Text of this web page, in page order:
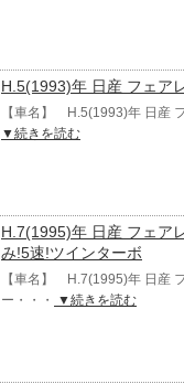
H.5(1993)年 日産 フェア
【車名】 H.5(1993)年 日産
▼続きを読む
H.7(1995)年 日産 フェア
み!5速!ツインターボ
【車名】 H.7(1995)年 日産
ー・・・
▼続きを読む